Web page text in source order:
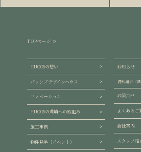
TOPページ
HUCOSの想い
パッシブデザインハウス
リノベーション
HUCOSの環境への取組み
施工事例
物件見学（イベント）
お知らせ
資料請求（準
お問合せ
よくあるご
会社案内
スタッフ紹